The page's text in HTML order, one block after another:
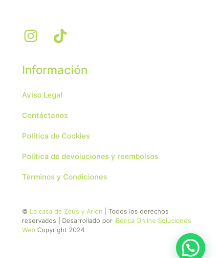
Información
Aviso Legal
Contáctanos
Política de Cookies
Política de devoluciones y reembolsos
Términos y Condiciones
© La casa de Zeus y Arión | Todos los derechos
reservados | Desarrollado por iBérica Online Soluciones
Web Copyright 2024